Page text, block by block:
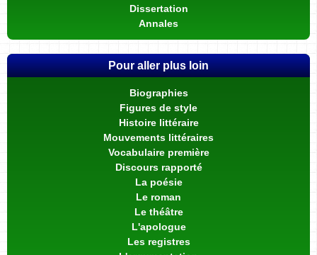
Dissertation
Annales
Pour aller plus loin
Biographies
Figures de style
Histoire littéraire
Mouvements littéraires
Vocabulaire première
Discours rapporté
La poésie
Le roman
Le théâtre
L'apologue
Les registres